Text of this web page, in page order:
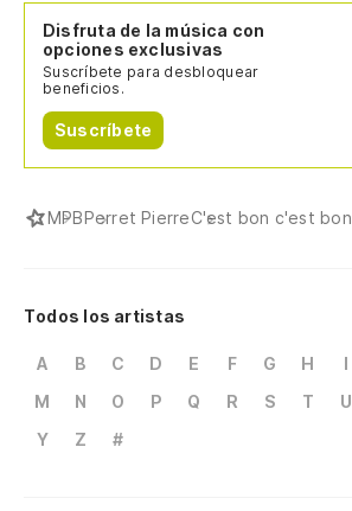
Disfruta de la música con
opciones exclusivas
Suscríbete para desbloquear
beneficios.
Suscríbete
MPBPerret PierreC'est bon c'est bon
Todos los artistas
A B C D E F G H I
M
N O P Q R S T U
Y
Z #